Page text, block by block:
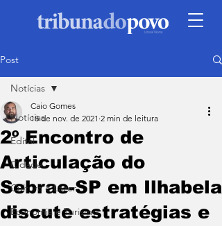
Post
Notícias
Edital
Cidade
Cultura e Lazer
Economia e Turismo
Notícias
2º Encontro de
Articulação do
Sebrae-SP em Ilhabela
discute estratégias e
Caio Gomes
18 de nov. de 2021 2 min de leitura